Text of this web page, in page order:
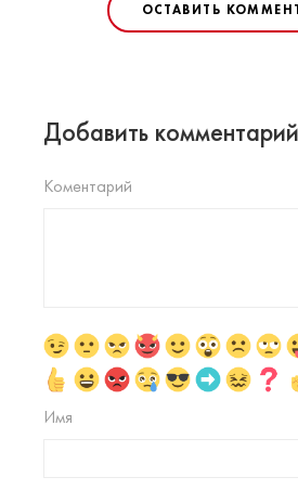
ОСТАВИТЬ
Добавить комментарий
Коментарий
Имя